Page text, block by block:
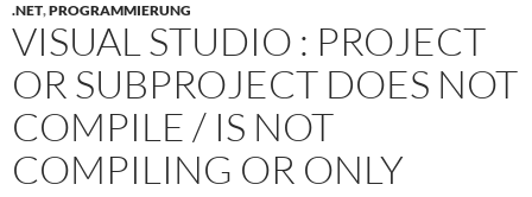
.NET,PROGRAMMIERUNG
VISUAL STUDIO : PROJECT
OR SUBPROJECT DOES NOT
COMPILE / IS NOT
COMPILING OR ONLY